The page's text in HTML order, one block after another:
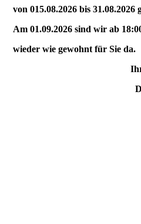
von 015.08.2026 bis 31.08.2026
Am 01.09.2026 sind wir ab
wieder wie gewohnt für Sie da.
Ihr Trattoria